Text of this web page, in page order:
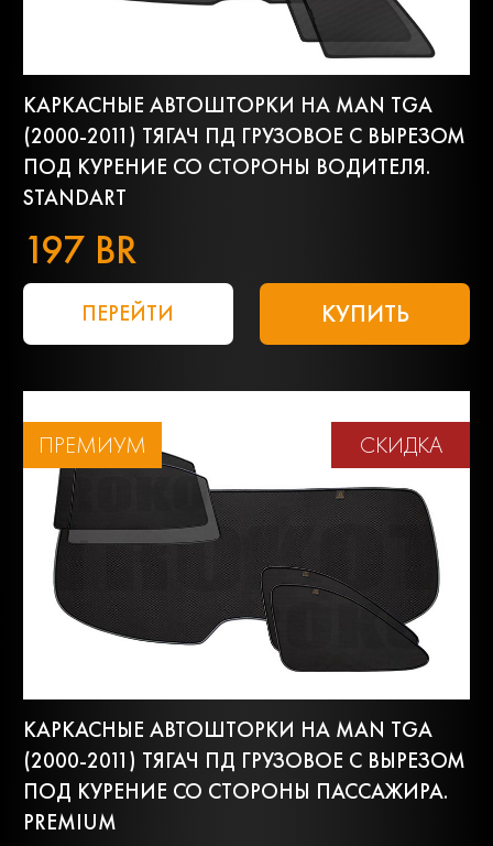
КАРКАСНЫЕ АВТОШТОРКИ НА MAN TGA
(2000-2011) ТЯГАЧ ПД ГРУЗОВОЕ С ВЫРЕЗОМ
ПОД КУРЕНИЕ СО СТОРОНЫ ВОДИТЕЛЯ.
STANDART
197 BR
ПЕРЕЙТИ КУПИТЬ
ПРЕМИУМ СКИДКА
КАРКАСНЫЕ АВТОШТОРКИ НА MAN TGA
(2000-2011) ТЯГАЧ ПД ГРУЗОВОЕ С ВЫРЕЗОМ
ПОД КУРЕНИЕ СО СТОРОНЫ ПАССАЖИРА.
PREMIUM